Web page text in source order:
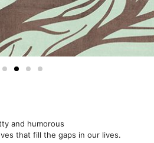
and humorous
that fill the gaps in our lives.